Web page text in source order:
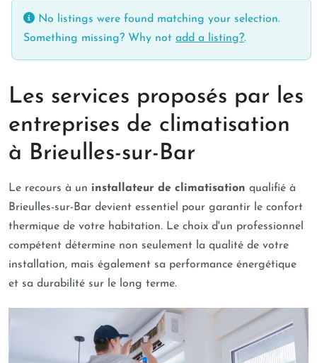
No listings were found matching your selection.
Something missing? Why not add a listing?.
Les services proposés par les
entreprises de climatisation
à Brieulles-sur-Bar
Le recours à un installateur de climatisation qualifié à
Brieulles-sur-Bar devient essentiel pour garantir le confort
thermique de votre habitation. Le choix d'un professionnel
compétent détermine non seulement la qualité de votre
installation, mais également sa performance énergétique
et sa durabilité sur le long terme.